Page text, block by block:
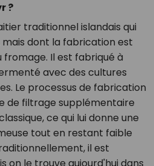
?
traditionnel islandais qui
dont la fabrication est
Il est fabriqué à
avec des cultures
Le processus de fabrication
de filtrage supplémentaire
ce qui lui donne une
tout en restant faible
il est